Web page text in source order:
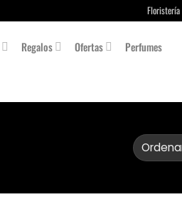
Floristería
Regalos Ofertas Perfumes